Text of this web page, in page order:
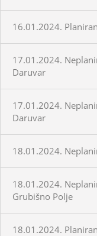
16.01.2024.
17.01.2024.
Daruvar
17.01.2024.
Daruvar
18.01.2024.
18.01.2024.
Grubišno Polje
18.01.2024.